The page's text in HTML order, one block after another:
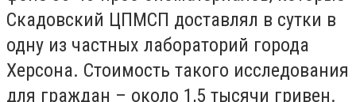
Скадовский ЦПМСП доставлял в сутки в
одну из частных лабораторий города
Херсона. Стоимость такого исследования
для граждан – около 1,5 тысячи гривен.